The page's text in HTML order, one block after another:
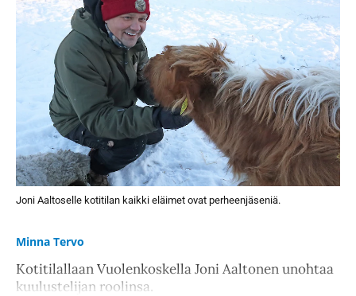
Joni Aaltoselle kotitilan kaikki eläimet ovat perheenjäseniä.
Minna Tervo
Kotitilallaan Vuolenkoskella Joni Aaltonen unohtaa
kuulustelijan roolinsa.